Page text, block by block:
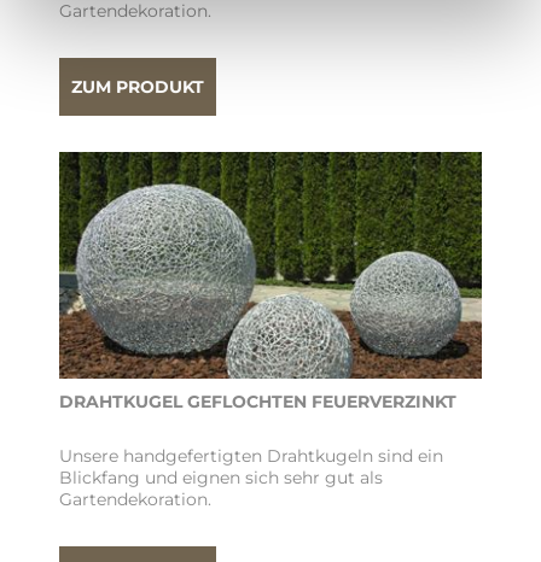
Gartendekoration.
ZUM PRODUKT
DRAHTKUGEL GEFLOCHTEN FEUERVERZINKT
Unsere handgefertigten Drahtkugeln sind ein
Blickfang und eignen sich sehr gut als
Gartendekoration.